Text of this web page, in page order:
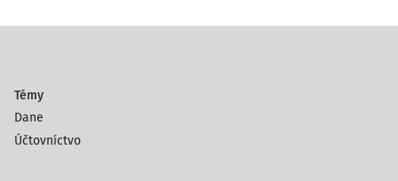
Témy
Dane
Účtovníctvo